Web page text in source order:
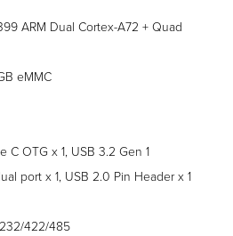
ARM Dual Cortex-A72 + Quad
eMMC
C OTG x 1, USB 3.2 Gen 1
port x 1, USB 2.0 Pin Header x 1
232/422/485